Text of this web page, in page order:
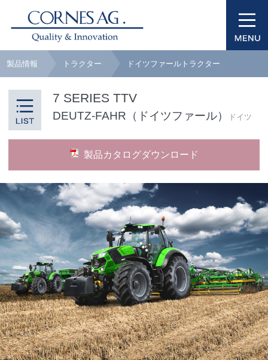
製品情報 トラクター ドイツファールトラクター
7 SERIES TTV
DEUTZ-FAHR（ドイツファール） ドイツ
製品カタログダウンロード